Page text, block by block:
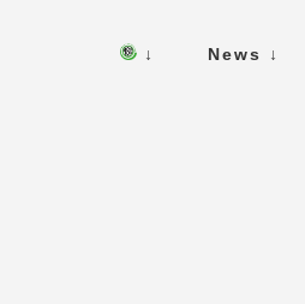
↓ News ↓